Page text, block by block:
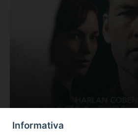
Valutazione
Informativa